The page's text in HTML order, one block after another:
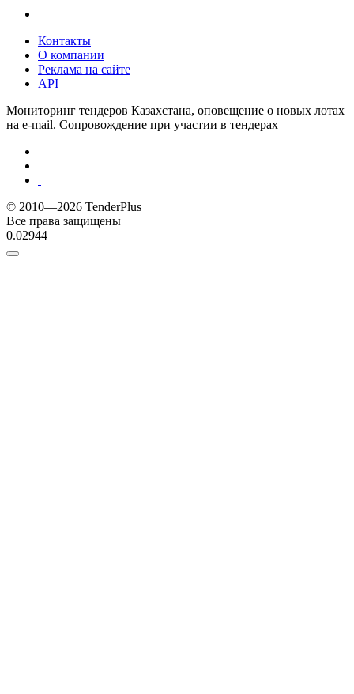
Контакты
О компании
Реклама на сайте
API
Мониторинг тендеров Казахстана, оповещение о новых лотах
на e-mail. Сопровождение при участии в тендерах
© 2010—2026 TenderPlus
Все права защищены
0.02944